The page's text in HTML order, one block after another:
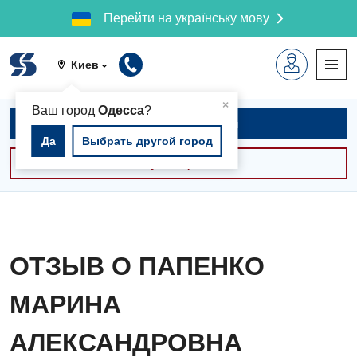
Перейти на українську мову
Киев
×
Ваш город Одесса?
Да Выбрать другой город
Записаться на приём
ОТЗЫВ О ПАПЕНКО
МАРИНА
АЛЕКСАНДРОВНА